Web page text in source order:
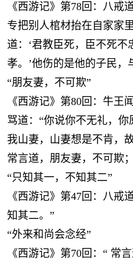
《西游记》第78回：八戒
专把别人棺材抬在自家家
道：‘君教臣死，臣不死
孝。’他伤的是他的子民，
“朋友妻，不可欺”
《西游记》第80回：牛王
骂道：“你说你不无礼，
我山妻，山妻想是不肯，
常言道，朋友妻，不可欺
“只知其一，不知其二”
《西游记》第47回：八戒
知其二。”
“外来和尚会念经”
《西游记》第70回：“ 常